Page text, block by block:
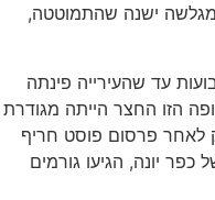
מגלשה ישנה שהתמוטטה,
עד שהעירייה פינתה
הזו החצר הייתה מגודרת
לאחר פרסום פוסט חריף
יונה, הגיעו גורמים